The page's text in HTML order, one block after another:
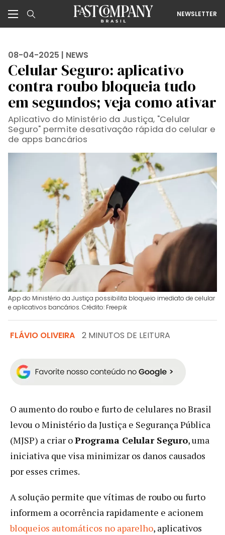
NEWSLETTER
08-04-2025 | NEWS
Celular Seguro: aplicativo
contra roubo bloqueia tudo
em segundos; veja como ativar
Aplicativo do Ministério da Justiça, "Celular
Seguro" permite desativação rápida do celular e
de apps bancários
App do Ministério da Justiça possibilita bloqueio imediato de celular
e aplicativos bancários. Crédito: Freepik
FLÁVIO OLIVEIRA 2 MINUTOS DE LEITURA
O aumento do roubo e furto de celulares no Brasil
levou o Ministério da Justiça e Segurança Pública
(MJSP) a criar oPrograma Celular Seguro, uma
iniciativa que visa minimizar os danos causados
por esses crimes.
A solução permite que vítimas de roubo ou furto
informem a ocorrência rapidamente e acionem
bloqueios automáticos no aparelho, aplicativos